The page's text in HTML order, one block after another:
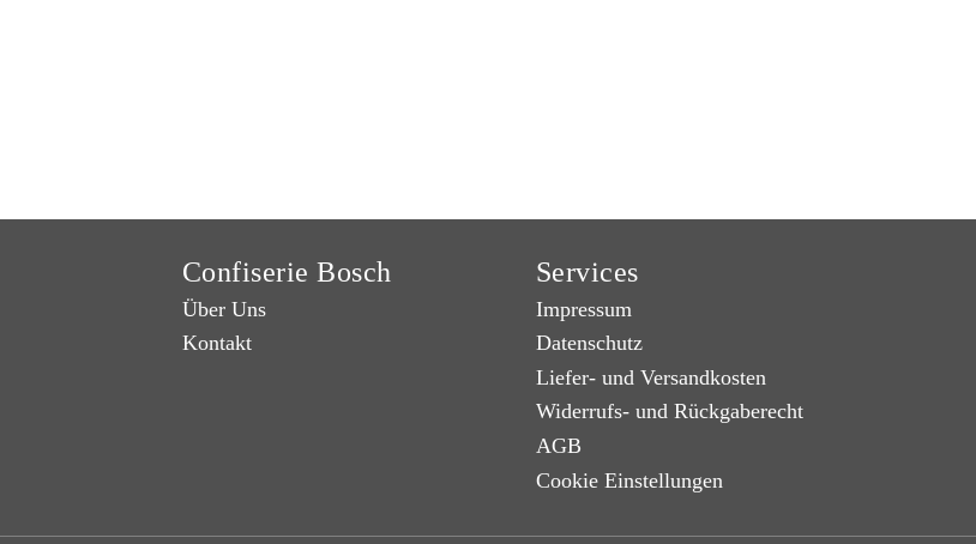
Confiserie Bosch
Über Uns
Kontakt
Services
Impressum
Datenschutz
Liefer- und Versandkosten
Widerrufs- und Rückgaberecht
AGB
Cookie Einstellungen